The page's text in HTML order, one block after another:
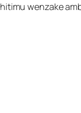
wenzake